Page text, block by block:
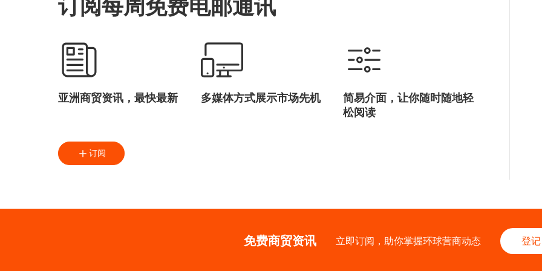
订阅每周免费电邮通讯
亚洲商贸资讯，最快最新 多媒体方式展示市场先机
简易介面，让你随时随地轻
松阅读
订阅
免费商贸资讯 立即订阅，助你掌握环球营商动态 登记